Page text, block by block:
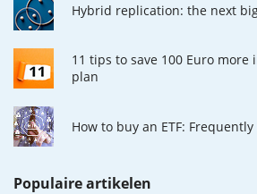
Hybrid replication: the next
11 tips to save 100 Euro more
plan
How to buy an ETF:
Populaire artikelen